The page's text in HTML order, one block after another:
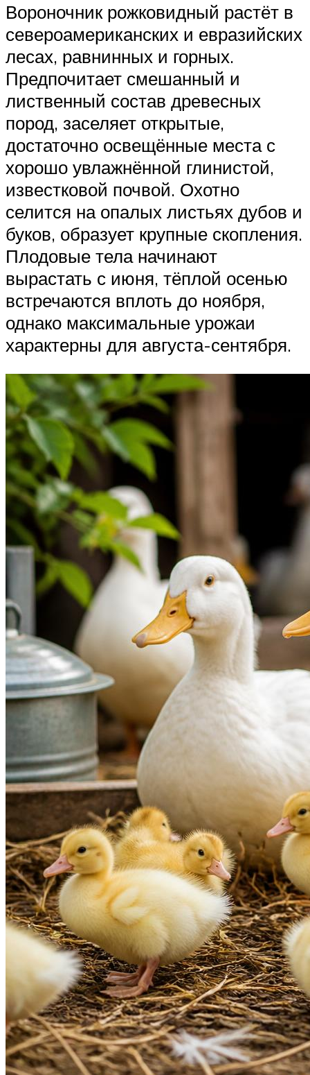
Вороночник рожковидный растёт в
североамериканских и евразийских
лесах, равнинных и горных.
Предпочитает смешанный и
лиственный состав древесных
пород, заселяет открытые,
достаточно освещённые места с
хорошо увлажнённой глинистой,
известковой почвой. Охотно
селится на опалых листьях дубов и
буков, образует крупные скопления.
Плодовые тела начинают
вырастать с июня, тёплой осенью
встречаются вплоть до ноября,
однако максимальные урожаи
характерны для августа-сентября.